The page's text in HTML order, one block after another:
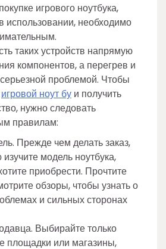
игрового ноутбука,
использовании, необходимо
таких устройств напрямую
компонентов, а перегрев и
серьезной проблемой. Чтобы
игровой ноут бу и получить
нужно следовать
правилам:
Прежде чем делать заказ,
модель ноутбука,
приобрести. Прочтите
обзоры, чтобы узнать о
и сильных сторонах
Выбирайте только
площадки или магазины,